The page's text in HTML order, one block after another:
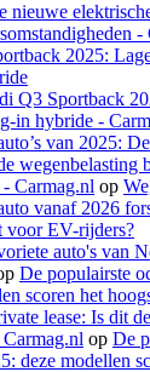
nieuwe
-
2025:
Q3 Sportback
in hybride -
van 2025:
wegenbelasting
Carmag.nl op
vanaf 2026
voor EV-rijders?
auto's van
De populairste
scoren het
lease: Is dit
op De
deze modellen